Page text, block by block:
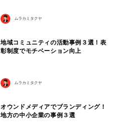
ムラカミタクヤ
地域コミュニティの活動事例３選！表
彰制度でモチベーション向上
ムラカミタクヤ
オウンドメディアでブランディング！
地方の中小企業の事例３選